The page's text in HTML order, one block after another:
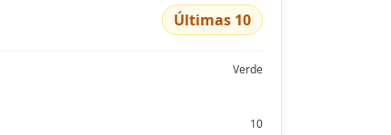
Últimas 10
Verde
10